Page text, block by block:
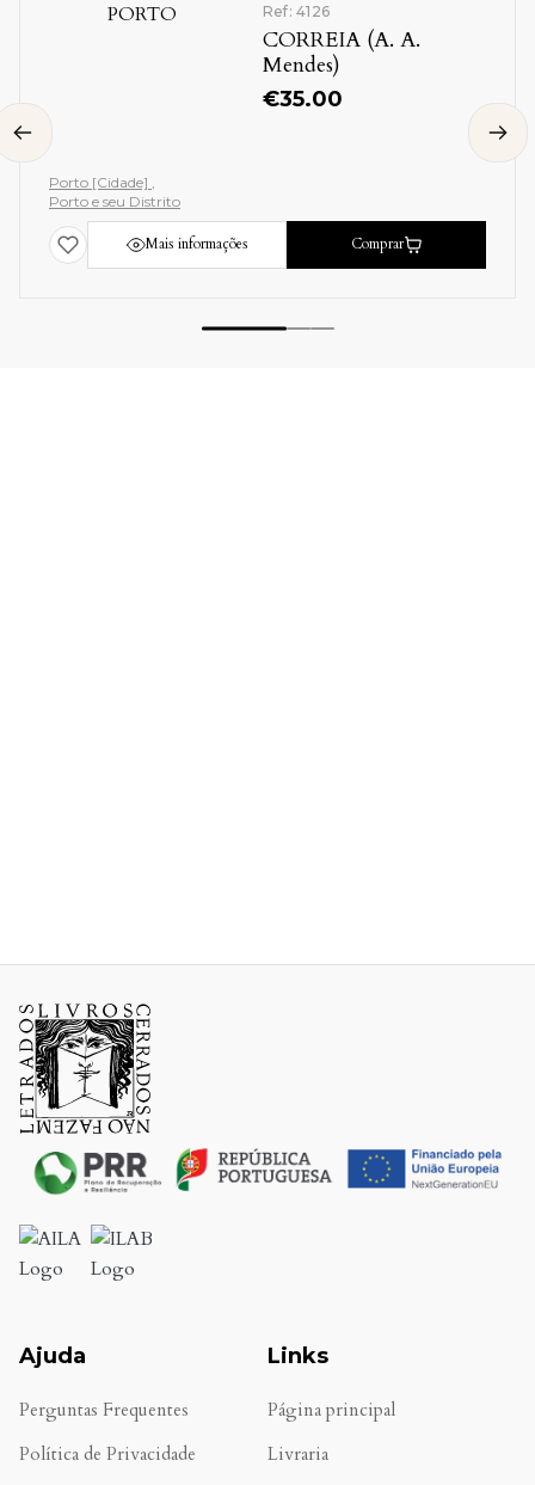
Ref: 4126
CORREIA (A. A.
Mendes)
€35.00
Porto [Cidade]
Porto e seu Distrito
Mais informações Comprar
Ajuda
Perguntas Frequentes
Política de Privacidade
Links
Página principal
Livraria